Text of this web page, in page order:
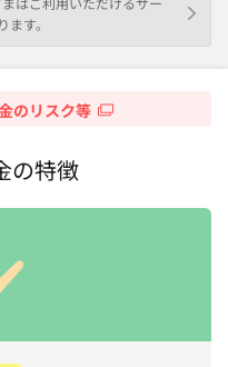
す。
のリスク等
の特徴